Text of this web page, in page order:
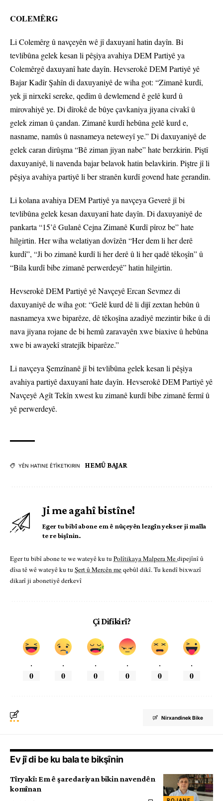
COLEMÊRG
Li Colemêrg û navçeyên wê jî daxuyanî hatin dayîn. Bi
tevlibûna gelek kesan li pêşiya avahiya DEM Partiyê ya
Colemêrgê daxuyanî hate dayîn. Hevserokê DEM Partiyê yê
Bajar Kadîr Şahîn di daxuyaniyê de wiha got: “Zimanê kurdî,
yek ji nirxekî sereke, qedîm û dewlemend ê gelê kurd û
mirovahiyê ye. Di dîrokê de bûye çavkaniya jiyana civakî û
gelek ziman û çandan. Zimanê kurdî hebûna gelê kurd e,
nasname, namûs û nasnameya neteweyî ye.” Di daxuyaniyê de
gelek caran dirûşma “Bê ziman jiyan nabe” hate berzkirin. Piştî
daxuyaniyê, li navenda bajar belavok hatin belavkirin. Piştre jî li
pêşiya avahiya partiyê li ber stranên kurdî govend hate gerandin.
Li kolana avahiya DEM Partiyê ya navçeya Geverê jî bi
tevlibûna gelek kesan daxuyanî hate dayîn. Di daxuyaniyê de
pankarta “15’ê Gulanê Cejna Zimanê Kurdî pîroz be” hate
hilgirtin. Her wiha welatiyan dovîzên “Her dem li her derê
kurdî”, “Ji bo zimanê kurdî li her derê û li her qadê têkoşîn” û
“Bila kurdî bibe zimanê perwerdeyê” hatin hilgirtin.
Hevserokê DEM Partiyê yê Navçeyê Ercan Sevmez di
daxuyaniyê de wiha got: “Gelê kurd dê li dijî zextan hebûn û
nasnameya xwe biparêze, dê têkoşîna azadiyê mezintir bike û di
nava jiyana rojane de bi hemû zaravayên xwe biaxive û hebûna
xwe bi awayekî stratejîk biparêze.”
Li navçeya Şemzînanê jî bi tevlibûna gelek kesan li pêşiya
avahiya partiyê daxuyanî hate dayîn. Hevserokê DEM Partiyê yê
Navçeyê Agît Tekîn xwest ku zimanê kurdî bibe zimanê fermî û
yê perwerdeyê.
YÊN HATINE ÊTÎKETKIRIN HEMÛ BAJAR
Ji me agahî bistîne!
Eger tu bibî abone em ê nûçeyên lezgîn yekser ji maîla
te re bişînin.
Eger tu bibî abone te we wateyê ku tu Polîtikaya Malpera Medipejînî û
dîsa tê wê wateyê ku tu Şert û Mercên meqebûl dikî. Tu kendî bixwazî
dikarî ji abonetiyê derkevî
Çi Difikirî?
.
0
.
0
.
0
.
0
.
0
.
0
Nirxandinek Bike
Ev jî di be ku bala te bikşînin
Tîryakî: Em ê şaredariyan bikin navendên
komînan